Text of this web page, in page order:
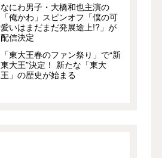
なにわ男子・大橋和也主演の
「俺かわ」スピンオフ「僕の可
愛いはまだまだ発展途上!?」が
配信決定
「東大王春のファン祭り」で“新
東大王”決定！ 新たな「東大
王」の歴史が始まる